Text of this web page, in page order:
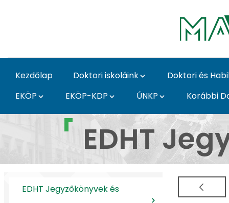
Kezdőlap Doktori iskoláink
Doktori és
EKÖP
EKÖP-KDP ÚNKP Korábbi
EDHT EDHT
EDHT Jegyzőkönyvek és